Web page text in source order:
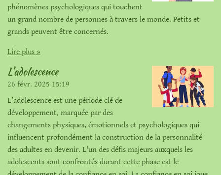
phénomènes psychologiques qui touchent
un grand nombre de personnes à travers le monde. Petits et
grands peuvent être concernés.
Lire plus »
L'adolescence
26 févr. 2025 15:19
L’adolescence est une période clé de
développement, marquée par des
changements physiques, émotionnels et psychologiques qui
influencent profondément la construction de la personnalité
des adultes en devenir. L'un des défis majeurs auxquels les
adolescents sont confrontés durant cette phase est le